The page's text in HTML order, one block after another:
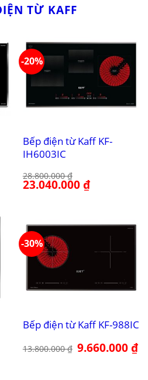
TỪ KAFF
-20%
Bếp điện từ Kaff KF-
IH6003IC
28.800.000₫
Giá
gốc
23.040.000₫Giá
hiện
-30%
Bếp điện từ Kaff KF-988IC
13.800.000₫ Giá
gốc
9.660.000₫